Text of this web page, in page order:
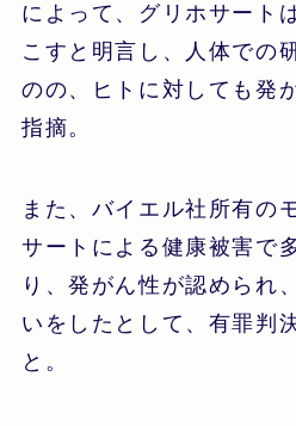
によって、グリホサート
こすと明言し、人体での
のの、ヒトに対しても発
指摘。
また、バイエル社所有の
サートによる健康被害で
り、発がん性が認められ
いをしたとして、有罪判
と。